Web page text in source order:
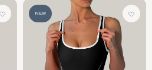
NEW